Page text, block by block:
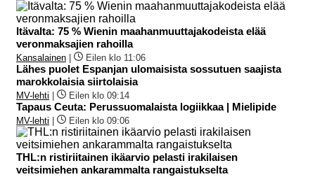
Itävalta: 75 % Wienin maahanmuuttajakodeista elää
veronmaksajien rahoilla
Kansalainen Eilen klo 11:06
Lähes puolet Espanjan ulomaisista sossutuen saajista
marokkolaisia siirtolaisia
MV-lehti Eilen klo 09:14
Tapaus Ceuta: Perussuomalaista logiikkaa | Mielipide
MV-lehti Eilen klo 09:06
THL:n ristiriitainen ikäarvio pelasti irakilaisen
veitsimiehen ankarammalta rangaistukselta